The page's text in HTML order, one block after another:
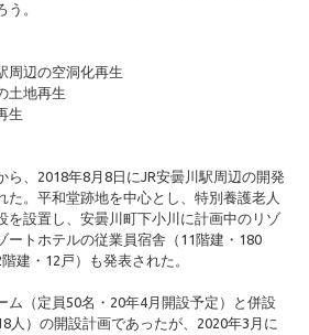
。
周辺の空洞化再生
土地再生
生
ら、2018年8月8日にJR安曇川駅周辺の開発
た。平和堂跡地を中心とし、特別養護老人
を設置し、安曇川町下小川に計画中のリゾ
ートホテルの従業員宿舎（11階建・180
建・12戸）も発表された。
ム（定員50名・20年4月開設予定）と併設
人）の開設計画であったが、2020年3月に